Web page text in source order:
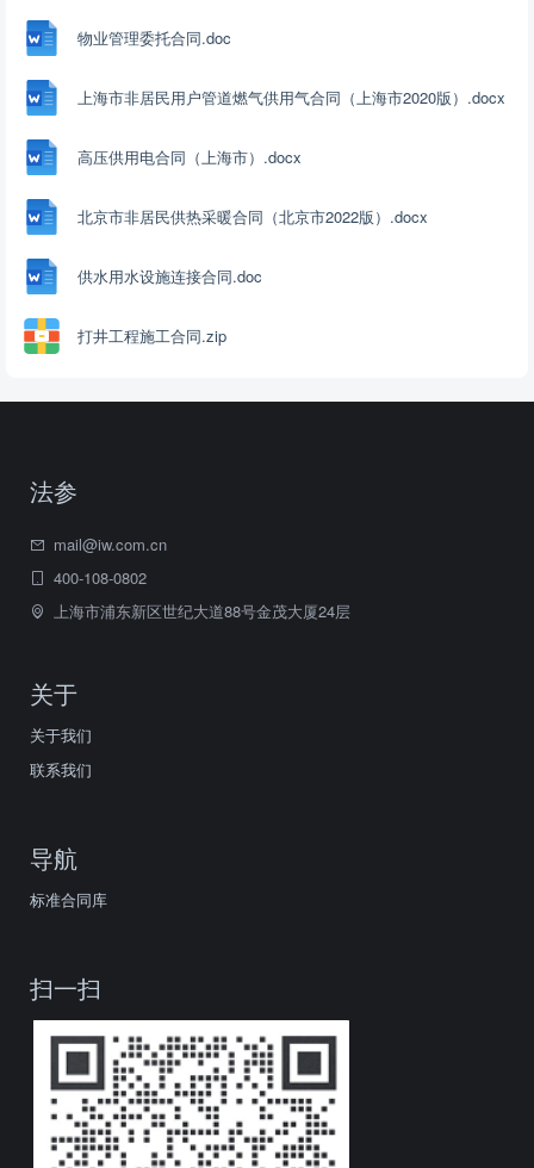
物业管理委托合同.doc
上海市非居民用户管道燃气供用气合同（上海市2020版）.docx
高压供用电合同（上海市）.docx
北京市非居民供热采暖合同（北京市2022版）.docx
供水用水设施连接合同.doc
打井工程施工合同.zip
法参
mail@iw.com.cn
400-108-0802
上海市浦东新区世纪大道88号金茂大厦24层
关于
关于我们
联系我们
导航
标准合同库
扫一扫